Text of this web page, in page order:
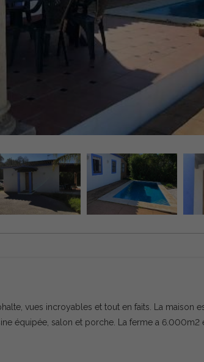
vues incroyables et tout en faits. La maison
équipée, salon et porche. La ferme a 6.000m2